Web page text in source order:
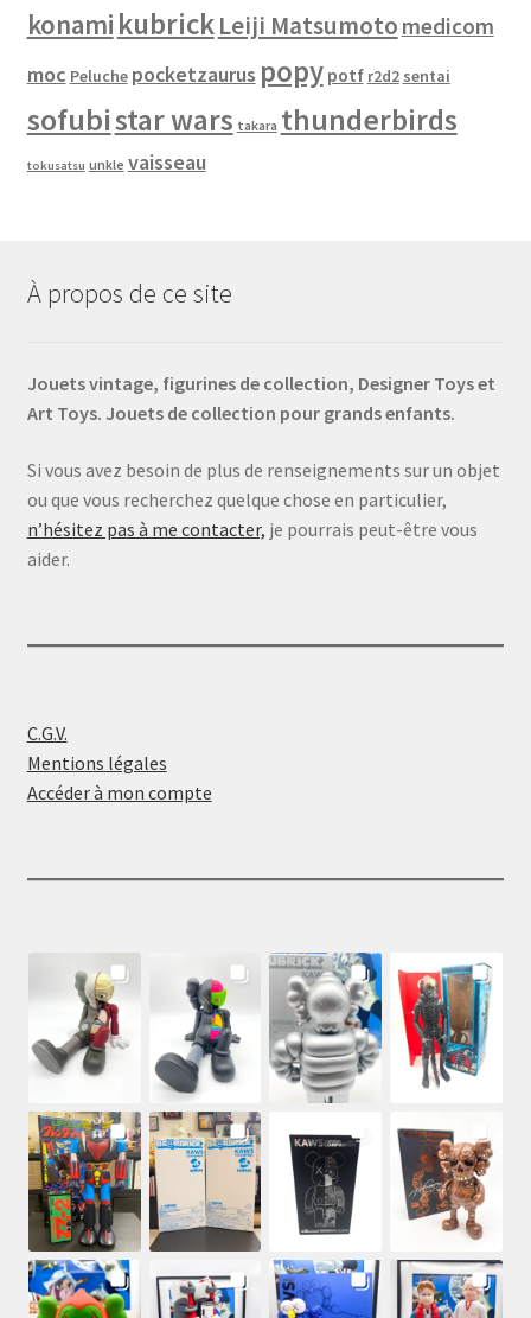
konami kubrickLeiji Matsumoto medicom
moc Peluche pocketzaurus popy potf r2d2 sentai
sofubistar wars takara thunderbirds
tokusatsu unkle vaisseau
À propos de ce site
Jouets vintage, figurines de collection, Designer Toys et
Art Toys. Jouets de collection pour grands enfants.
Si vous avez besoin de plus de renseignements sur un objet
ou que vous recherchez quelque chose en particulier,
n’hésitez pas à me contacter, je pourrais peut-être vous
aider.
C.G.V.
Mentions légales
Accéder à mon compte